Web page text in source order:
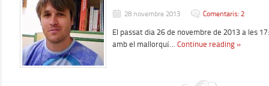
28 novembre 2013 Comentaris: 2
El passat dia 26 de novembre de 2013 a les
amb el mallorquí… Continue reading »